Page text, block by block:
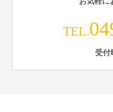
TEL.
受付